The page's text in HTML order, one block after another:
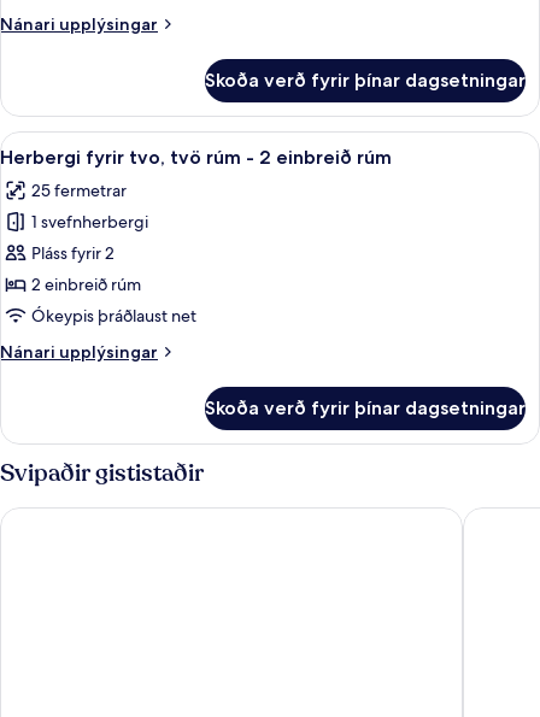
-
rúm
-
borgarsýn
Nánari upplýsingar
Nánari
fyrir
tvo,
tvö
2
einbreið
rúm
-
borgarsýn
Skoða verð fyrir þínar dagsetningar
Skoða
allar
myndir
fyrir
Herbergi
fyrir
tvo,
rúm
einbreið
rúm
Herbergi fyrir tvo, tvö rúm - 2
6
Herbergi fyrir tvo, tvö rúm - 2 einbreið rúm
25 fermetrar
1 svefnherbergi
Pláss fyrir 2
2 einbreið rúm
Ókeypis þráðlaust net
Nánari upplýsingar
Nánari
fyrir
tvo,
tvö
rúm
-
Skoða verð fyrir þínar dagsetningar
Svipaðir gististaðir
Martin's Brugge Duc de